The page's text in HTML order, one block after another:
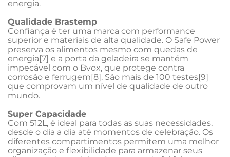
energia.
Qualidade Brastemp
Confiança é ter uma marca com performance
superior e materiais de alta qualidade. O Safe Power
preserva os alimentos mesmo com quedas de
energia[7] e a porta da geladeira se mantém
impecável com o Bvox, que protege contra
corrosão e ferrugem[8]. São mais de 100 testes[9]
que comprovam um nível de qualidade de outro
mundo.
Super Capacidade
Com 512L, é ideal para todas as suas necessidades,
desde o dia a dia até momentos de celebração. Os
diferentes compartimentos permitem uma melhor
organização e flexibilidade para armazenar seus